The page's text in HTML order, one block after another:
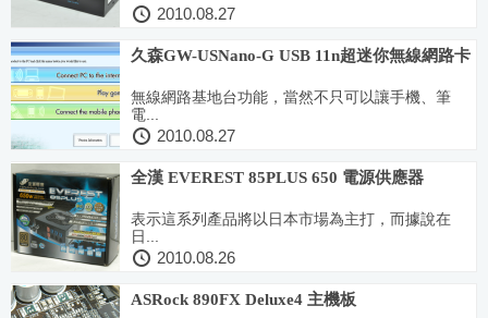
2010.08.27
久森GW-USNano-G USB 11n超迷你無線網路卡
無線網路基地台功能，當然不只可以讓手機、筆
電...
2010.08.27
全漢 EVEREST 85PLUS 650 電源供應器
表示這系列產品將以日本市場為主打，而據說在
日...
2010.08.26
ASRock 890FX Deluxe4 主機板